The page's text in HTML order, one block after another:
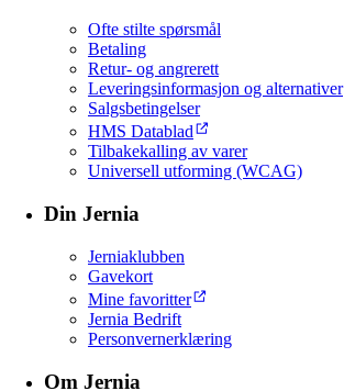
Ofte stilte spørsmål
Betaling
Retur- og angrerett
Leveringsinformasjon og alternativer
Salgsbetingelser
HMS Datablad
Tilbakekalling av varer
Universell utforming (WCAG)
Din Jernia
Jerniaklubben
Gavekort
Mine favoritter
Jernia Bedrift
Personvernerklæring
Om Jernia